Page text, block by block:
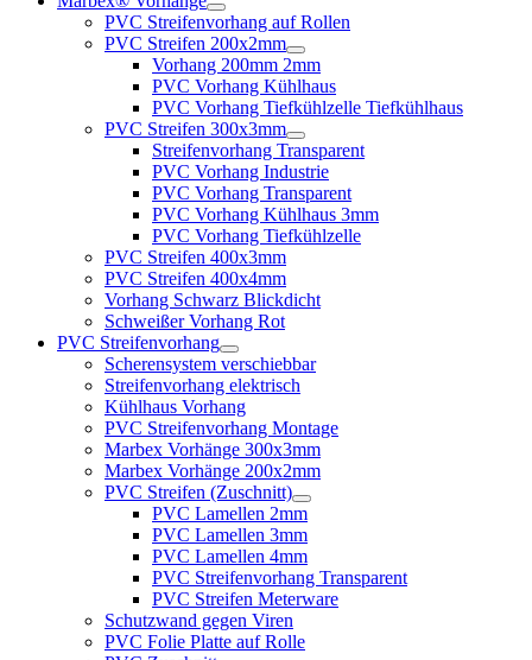
PVC Streifenvorhang auf Rollen
PVC Streifen 200x2mm
Vorhang 200mm 2mm
PVC Vorhang Kühlhaus
PVC Vorhang Tiefkühlzelle Tiefkühlhaus
PVC Streifen 300x3mm
Streifenvorhang Transparent
PVC Vorhang Industrie
PVC Vorhang Transparent
PVC Vorhang Kühlhaus 3mm
PVC Vorhang Tiefkühlzelle
PVC Streifen 400x3mm
PVC Streifen 400x4mm
Vorhang Schwarz Blickdicht
Schweißer Vorhang Rot
PVC Streifenvorhang
Scherensystem verschiebbar
Streifenvorhang elektrisch
Kühlhaus Vorhang
PVC Streifenvorhang Montage
Marbex Vorhänge 300x3mm
Marbex Vorhänge 200x2mm
PVC Streifen (Zuschnitt)
PVC Lamellen 2mm
PVC Lamellen 3mm
PVC Lamellen 4mm
PVC Streifenvorhang Transparent
PVC Streifen Meterware
Schutzwand gegen Viren
PVC Folie Platte auf Rolle